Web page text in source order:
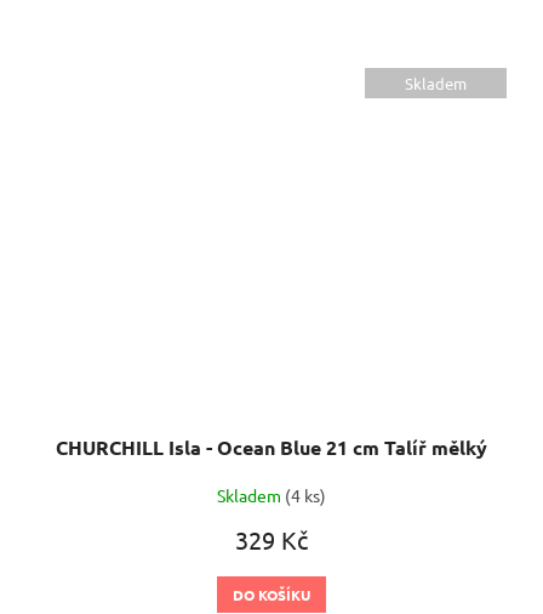
Skladem
CHURCHILL Isla - Ocean Blue 21 cm Talíř mělký
Skladem (4 ks)
329 Kč
DO KOŠÍKU